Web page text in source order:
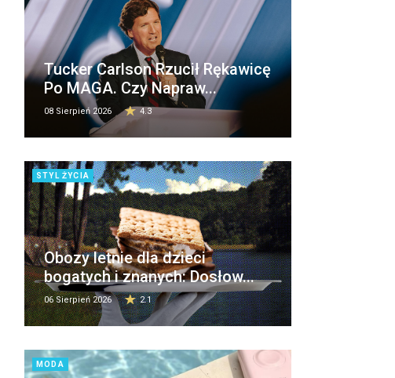
Tucker Carlson Rzucił Rękawicę
Po MAGA. Czy Napraw...
08 Sierpień 2026 4.3
STYL ŻYCIA
Obozy letnie dla dzieci
bogatych i znanych: Dosłow...
06 Sierpień 2026 2.1
MODA